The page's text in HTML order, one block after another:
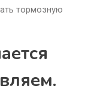
тормозную